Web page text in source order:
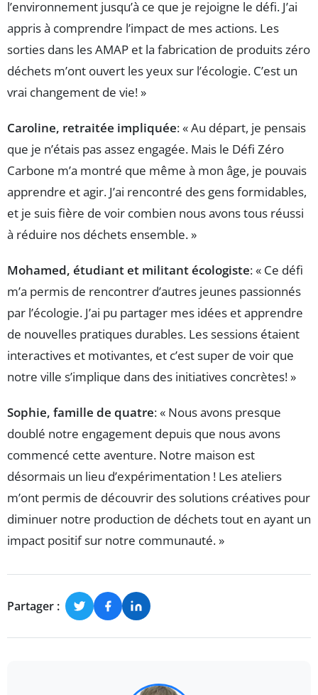
l’environnement jusqu’à ce que je rejoigne le défi. J’ai
appris à comprendre l’impact de mes actions. Les
sorties dans les AMAP et la fabrication de produits zéro
déchets m’ont ouvert les yeux sur l’écologie. C’est un
vrai changement de vie! »
Caroline, retraitée impliquée: « Au départ, je pensais
que je n’étais pas assez engagée. Mais le Défi Zéro
Carbone m’a montré que même à mon âge, je pouvais
apprendre et agir. J’ai rencontré des gens formidables,
et je suis fière de voir combien nous avons tous réussi
à réduire nos déchets ensemble. »
Mohamed, étudiant et militant écologiste: « Ce défi
m’a permis de rencontrer d’autres jeunes passionnés
par l’écologie. J’ai pu partager mes idées et apprendre
de nouvelles pratiques durables. Les sessions étaient
interactives et motivantes, et c’est super de voir que
notre ville s’implique dans des initiatives concrètes! »
Sophie, famille de quatre: « Nous avons presque
doublé notre engagement depuis que nous avons
commencé cette aventure. Notre maison est
désormais un lieu d’expérimentation ! Les ateliers
m’ont permis de découvrir des solutions créatives pour
diminuer notre production de déchets tout en ayant un
impact positif sur notre communauté. »
Partager :